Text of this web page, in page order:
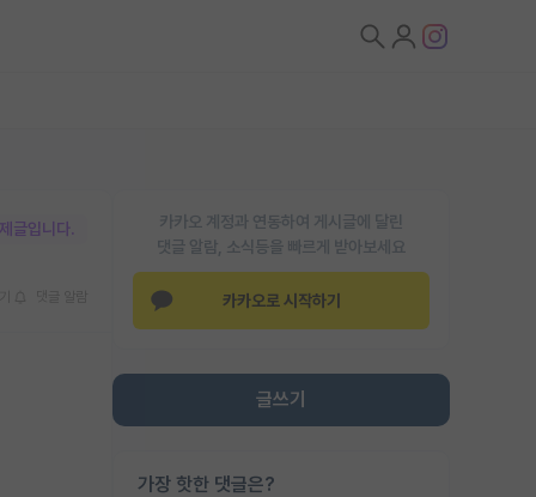
카카오 계정과 연동하여 게시글에 달린
댓글 알람, 소식등을 빠르게 받아보세요
카카오로 시작하기
글쓰기
가장 핫한 댓글은?
글입니다.